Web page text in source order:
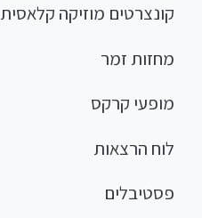
קונצרטים מוזיקה קלאסית
מחזות זמר
מופעי קרקס
לוח הרצאות
פסטיבלים